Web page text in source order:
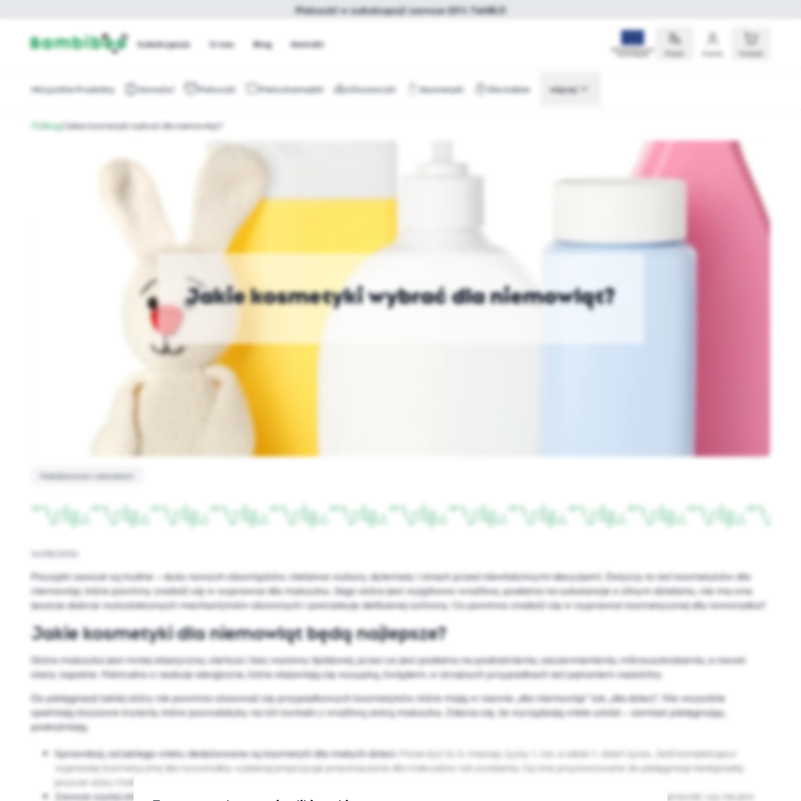
Pieluszki w subskrypcji zawsze 20% TANIEJ!
Subskrypcja O nas Blog Kontakt
Polski Konto Koszyk
Wszystkie Produkty Nowości Pieluszki Pieluchomajtki Chusteczki Kosmetyki Dla kobiet więcej
/Blog/Jakie kosmetyki wybrać dla niemowląt?
Jakie kosmetyki wybrać dla niemowląt?
Podróżowanie z dzieckiem
14/08/2022
Początki zawsze są trudne – dużo nowych obowiązków, niełatwe wybory, dylematy i strach przed niewłaściwymi decyzjami. Dotyczy to też kosmetyków dla
niemowląt, które powinny znaleźć się w wyprawce dla maluszka. Jego skóra jest wyjątkowo wrażliwa, podatna na substancje o silnym działaniu, nie ma ona
jeszcze dobrze wykształconych mechanizmów obronnych i potrzebuje delikatnej ochrony. Co powinno znaleźć się w wyprawce kosmetycznej dla noworodka?
Jakie kosmetyki dla niemowląt będą najlepsze?
Skóra maluszka jest mniej elastyczna, cieńsza i bez warstwy lipidowej, przez co jest podatna na podrażnienia, zaczerwienienia, mikrouszkodzenia, a nawet
stany zapalne. Nietrudno o reakcje alergiczne, które objawiają się wysypką, świądem, w skrajnych przypadkach też pękaniem naskórka.
Do pielęgnacji takiej skóry nie powinno stosować się przypadkowych kosmetyków, które mają w nazwie „dla niemowląt” lub „dla dzieci”. Nie wszystkie
spełniają kluczowe kryteria, które pozwalałyby na ich kontakt z wrażliwą skórą maluszka. Zdarza się, że wyrządzają wiele szkód – zamiast pielęgnując,
podrażniają.
Sprawdzaj, od jakiego wieku dedykowane są kosmetyki dla małych dzieci. Może być to 6. miesiąc życia, 1. rok, a także 1. dzień życia. Jeśli kompletujesz
wyprawkę kosmetyczną dla noworodka, wybieraj propozycje przeznaczone dla maluszków od urodzenia. Są one przystosowane do pielęgnacji niedojrzałej
jeszcze skóry małego człowieka.
Zawsze czytaj skład
. Powinien być przynajmniej w pewnym stopniu dla Ciebie zrozumiały. Jeśli nie wiesz, czym jest któryś ze składników, sprawdź, czy nie jest